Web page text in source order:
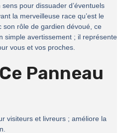
pour dissuader d’éventuels
la merveilleuse race qu’est le
son rôle de gardien dévoué, ce
simple avertissement ; il représente
vous et vos proches.
Panneau
visiteurs et livreurs ; améliore la